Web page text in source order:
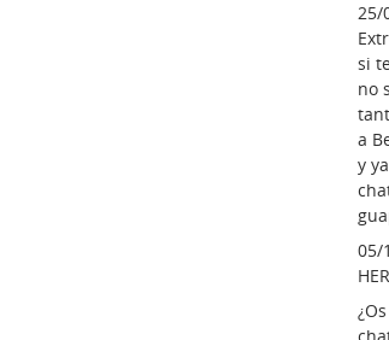
25/
si
no
a
y
05/